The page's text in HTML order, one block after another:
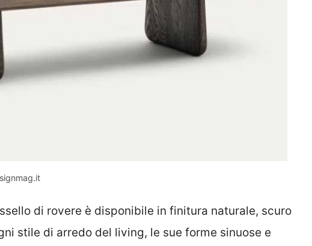
di rovere è disponibile in finitura naturale, scuro
stile di arredo del living, le sue forme sinuose e